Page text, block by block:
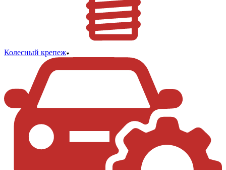
Колесный крепеж